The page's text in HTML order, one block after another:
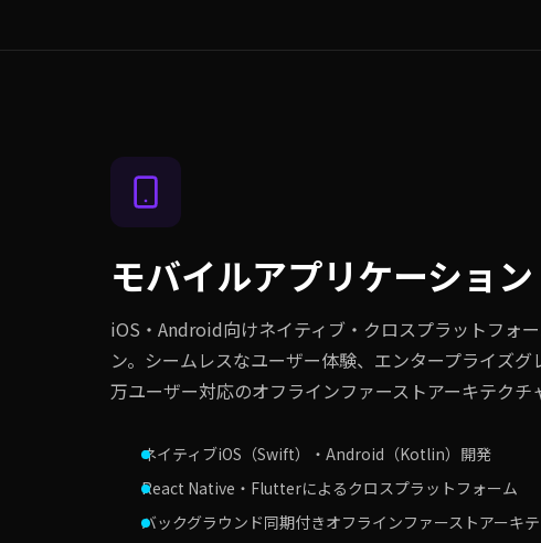
モバイルアプリケーション
iOS・Android向けネイティブ・クロスプラットフォ
ン。シームレスなユーザー体験、エンタープライズ
万ユーザー対応のオフラインファーストアーキテクチ
ネイティブiOS（Swift）・Android（Kotlin）開発
React Native・Flutterによるクロスプラットフォーム
バックグラウンド同期付きオフラインファーストアーキ